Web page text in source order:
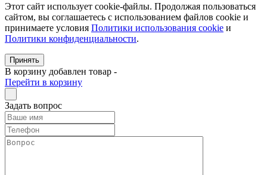
Этот сайт использует cookie-файлы. Продолжая пользоваться
сайтом, вы соглашаетесь с использованием файлов cookie и
принимаете условия Политики использования cookie и
Политики конфиденциальности.
Принять
В корзину добавлен товар -
Перейти в корзину
Задать вопрос